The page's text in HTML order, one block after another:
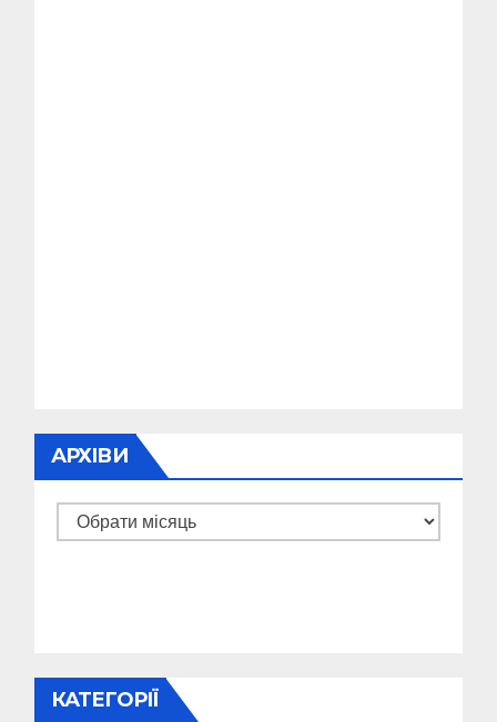
АРХІВИ
Архіви
КАТЕГОРІЇ